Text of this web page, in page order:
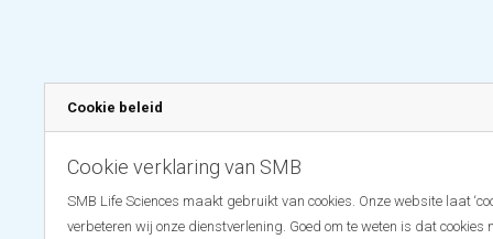
Cookie beleid
Cookie verklaring van SMB
SMB Life Sciences maakt gebruikt van cookies. Onze website laat
verbeteren wij onze dienstverlening. Goed om te weten is dat